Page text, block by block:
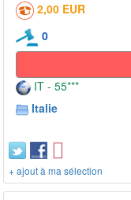
2,00 EUR
0
IT - 55***
Italie
+ ajout à ma sélection